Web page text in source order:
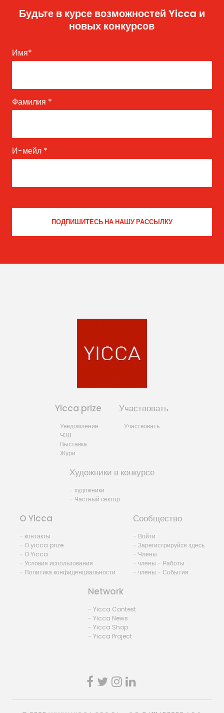
Будьте в курсе возможностей Yicca и
новых конкурсов
Имя*
Фамилия *
И-мейл *
Yicca prize
- Уведомление
- ЧЗВ
- Выставка
- Жури
Участвовать
- Участвовать
Художники в конкурсе
- художники
- Частный сектор
O Yicca
- контакты
- O yicca prize
- O Yicca
- Условия использования
- Политика конфиденциальности
Сообщество
- Войти
- Зарегистрируйся здесь
- Члены
- члены - Работы
- члены - События
Network
- Yicca Contest
- Yicca News
- Yicca Shop
- Yicca Project